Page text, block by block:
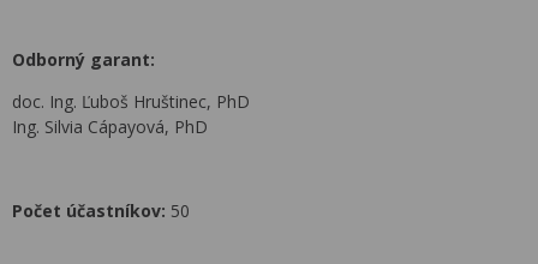
Odborný garant:
doc. Ing. Ľuboš Hruštinec, PhD
Ing. Silvia Cápayová, PhD
Počet účastníkov: 50